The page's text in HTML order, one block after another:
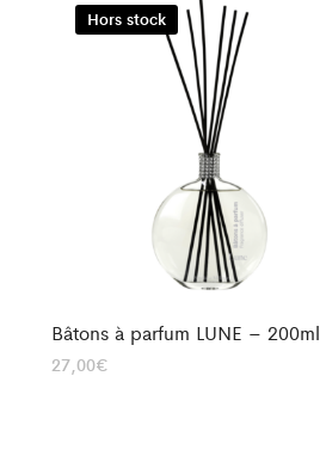
Hors stock
Bâtons à parfum LUNE – 200ml
27,00€